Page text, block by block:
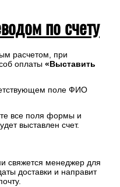
по счету
расчетом, при
оплаты «Выставить
поле ФИО
все поля формы и
выставлен счет.
свяжется менеджер для
доставки и направит